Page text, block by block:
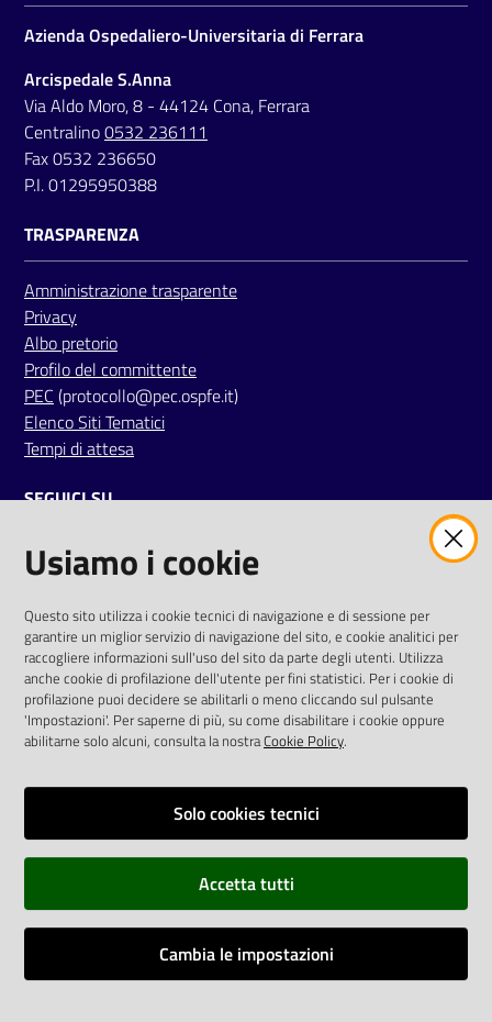
Azienda Ospedaliero-Universitaria di Ferrara
Arcispedale S.Anna
Via Aldo Moro, 8 - 44124 Cona, Ferrara
Centralino0532 236111
Fax 0532 236650
P.I. 01295950388
TRASPARENZA
Amministrazione trasparente
Privacy
Albo pretorio
Profilo del committente
PEC (protocollo@pec.ospfe.it)
Elenco Siti Tematici
Tempi di attesa
SEGUICI SU
twitterfacebookyoutube
AREA DIPENDENTI
Posta Elettronica Aziendale
Cloud aziendale(manuale di istruzioni)
Portale del Dipendente
Sito intranet
Redazione web
Credits
Usiamo i cookie
Questo sito utilizza i cookie tecnici di navigazione e di sessione per
garantire un miglior servizio di navigazione del sito, e cookie analitici per
raccogliere informazioni sull'uso del sito da parte degli utenti. Utilizza
anche cookie di profilazione dell'utente per fini statistici. Per i cookie di
profilazione puoi decidere se abilitarli o meno cliccando sul pulsante
'Impostazioni'. Per saperne di più, su come disabilitare i cookie oppure
abilitarne solo alcuni, consulta la nostraCookie Policy.
Solo cookies tecnici
Accetta tutti
Cambia le impostazioni